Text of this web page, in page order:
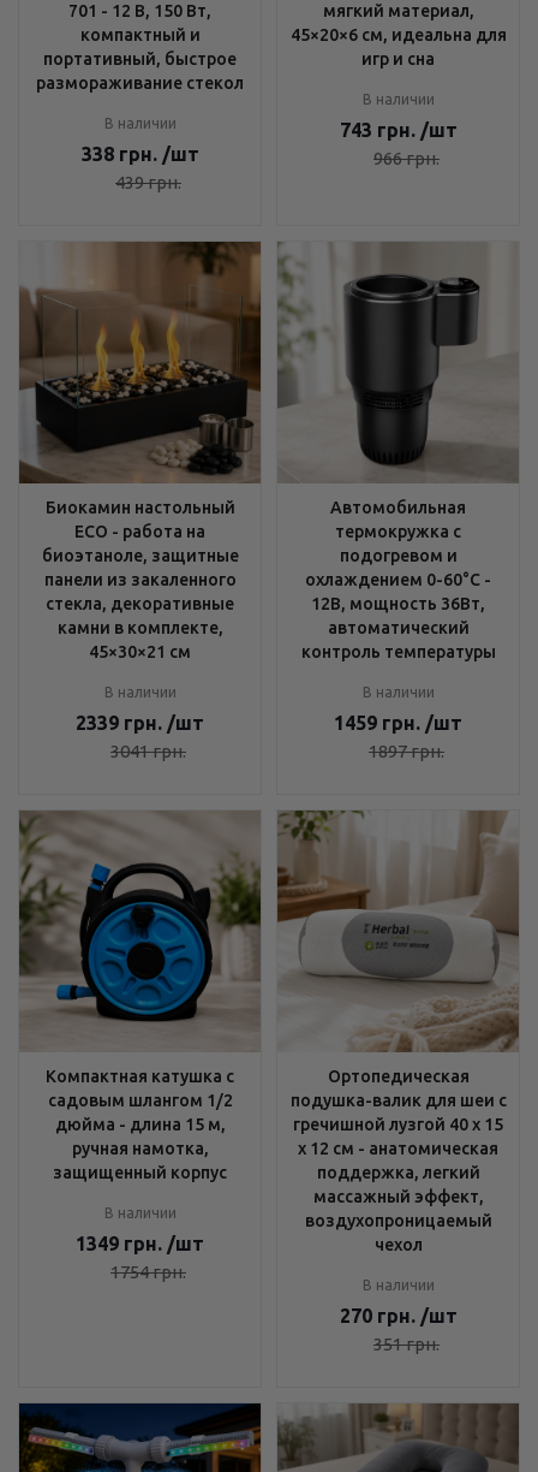
701 - 12 В, 150 Вт,
компактный и
портативный, быстрое
размораживание стекол
В наличии
338 грн. /шт
439грн.
мягкий материал,
45×20×6 см, идеальна для
игр и сна
В наличии
743 грн. /шт
966грн.
Биокамин настольный
ECO - работа на
биоэтаноле, защитные
панели из закаленного
стекла, декоративные
камни в комплекте,
45×30×21 см
В наличии
2339 грн. /шт
3041грн.
Автомобильная
термокружка с
подогревом и
охлаждением 0-60°C -
12В, мощность 36Вт,
автоматический
контроль температуры
В наличии
1459 грн. /шт
1897грн.
Компактная катушка с
садовым шлангом 1/2
дюйма - длина 15 м,
ручная намотка,
защищенный корпус
В наличии
1349 грн. /шт
1754грн.
Ортопедическая
подушка-валик для шеи с
гречишной лузгой 40 х 15
х 12 см - анатомическая
поддержка, легкий
массажный эффект,
воздухопроницаемый
чехол
В наличии
270 грн. /шт
351грн.